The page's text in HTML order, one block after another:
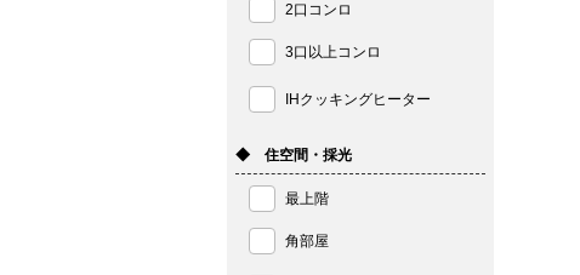
2口コンロ
3口以上コンロ
IHクッキングヒーター
◆ 住空間・採光
最上階
角部屋